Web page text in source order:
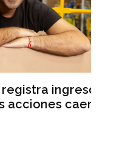
ingresos
caen en